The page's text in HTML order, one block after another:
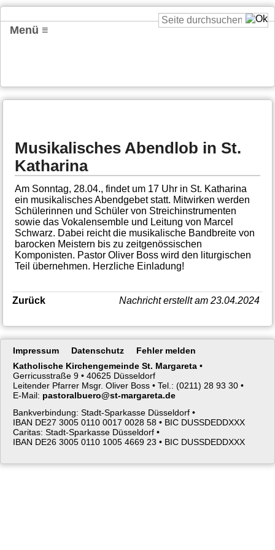
Menü ≡
Musikalisches Abendlob in St.
Katharina
Am Sonntag, 28.04., findet um 17 Uhr in St. Katharina
ein musikalisches Abendgebet statt. Mitwirken werden
Schülerinnen und Schüler von Streichinstrumenten
sowie das Vokalensemble und Leitung von Marcel
Schwarz. Dabei reicht die musikalische Bandbreite von
barocken Meistern bis zu zeitgenössischen
Komponisten. Pastor Oliver Boss wird den liturgischen
Teil übernehmen. Herzliche Einladung!
Nachricht erstellt am 23.04.2024
Zurück
Navigation
Impressum Datenschutz
Fehler melden
Katholische Kirchengemeinde St. Margareta •
Gerricusstraße 9 • 40625 Düsseldorf
Leitender Pfarrer Msgr. Oliver Boss • Tel.: (0211) 28 93 30 •
E-Mail: pastoralbuero@st-margareta.de
Bankverbindung: Stadt-Sparkasse Düsseldorf •
IBAN DE27 3005 0110 0017 0028 58 • BIC DUSSDEDDXXX
Caritas: Stadt-Sparkasse Düsseldorf •
IBAN DE26 3005 0110 1005 4669 23 • BIC DUSSDEDDXXX